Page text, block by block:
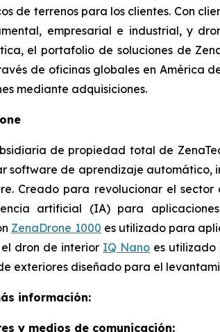
de terrenos para los clientes. Con
empresarial e industrial, y
el portafolio de soluciones de
de oficinas globales en América
mediante adquisiciones.
de propiedad total de
software de aprendizaje
Creado para revolucionar el
artificial (IA) para
ZenaDrone 1000 es utilizado para
dron de interior IQ Nano es
exteriores diseñado para el
información:
y medios de comunicación: